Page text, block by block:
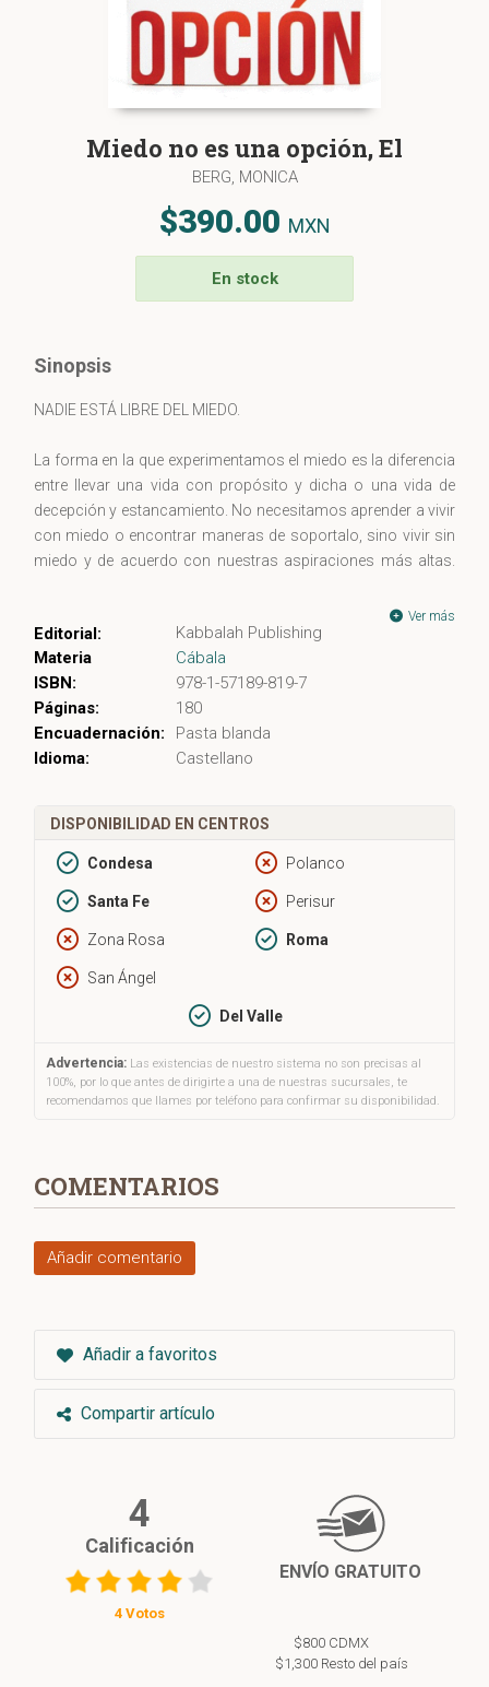
Miedo no es una opción, El
BERG, MONICA
$390.00 MXN
En stock
Sinopsis
NADIE ESTÁ LIBRE DEL MIEDO.
La forma en la que experimentamos el miedo es la diferencia
entre llevar una vida con propósito y dicha o una vida de
decepción y estancamiento. No necesitamos aprender a vivir
con miedo o encontrar maneras de soportalo, sino vivir sin
miedo y de acuerdo con nuestras aspiraciones más altas.
El miedo no es una opción provoca, tanto en hombres como
en mujeres, reflexión e inspiración; es una historia de triunfo
personal y un manual para la trasformación. Para aquellos
que desean encontrar su ser más elevado, alcanzar sus
sueños y vivir una vida de dicha y plenitud, el miedo no es una
opción.
Ver más
Editorial:
Kabbalah Publishing
Materia
Cábala
ISBN:
978-1-57189-819-7
Páginas:
180
Encuadernación:
Pasta blanda
Idioma:
Castellano
DISPONIBILIDAD EN CENTROS
Condesa Polanco
Santa Fe Perisur
Zona Rosa Roma
San Ángel
Del Valle
Advertencia: Las existencias de nuestro sistema no son precisas al
100%, por lo que antes de dirigirte a una de nuestras sucursales, te
recomendamos que llames por teléfono para confirmar su disponibilidad.
COMENTARIOS
Añadir comentario
Añadir a favoritos
Compartir artículo
4
Calificación
4 Votos
ENVÍO GRATUITO
$800 CDMX
$1,300 Resto del país